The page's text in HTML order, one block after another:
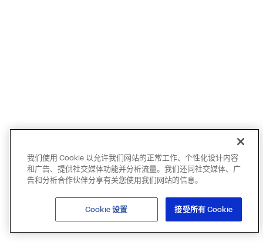
我们使用 Cookie 以允许我们网站的正常工作、个性化设计内容
和广告、提供社交媒体功能并分析流量。我们还同社交媒体、广
告和分析合作伙伴分享有关您使用我们网站的信息。
Cookie 设置 接受所有 Cookie